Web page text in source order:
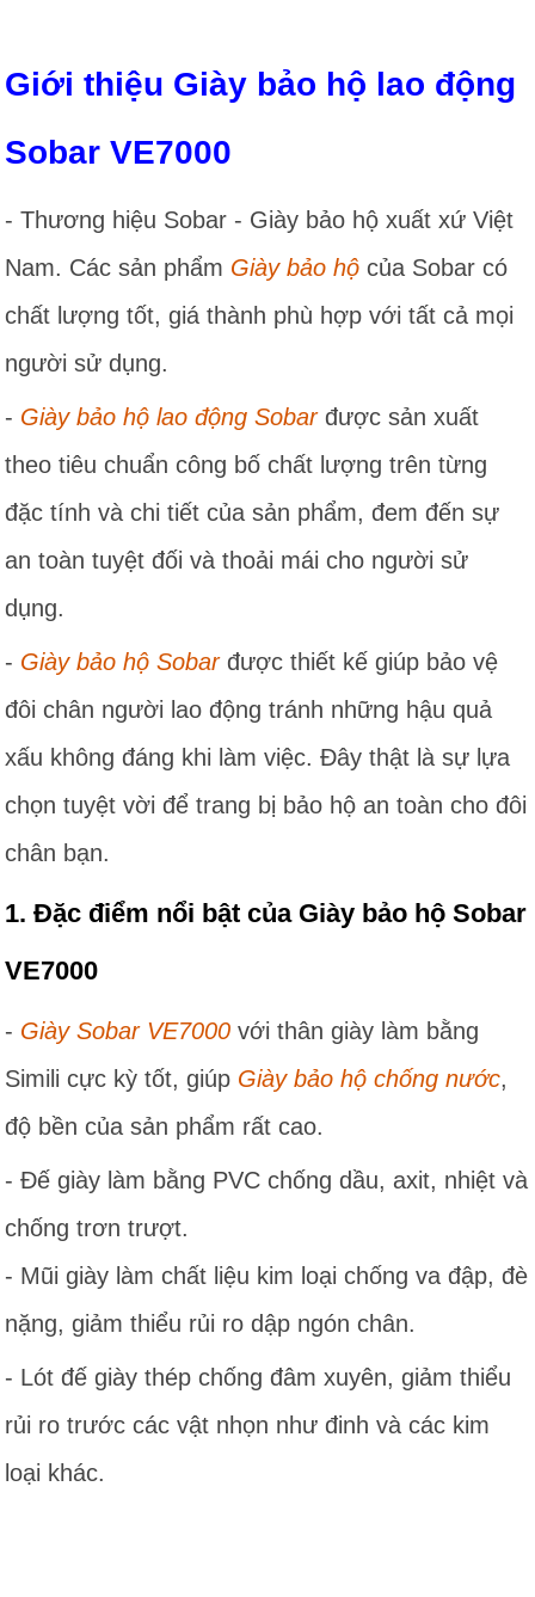
Giới thiệu Giày bảo hộ lao động
Sobar VE7000
- Thương hiệu Sobar - Giày bảo hộ xuất xứ Việt
Nam. Các sản phẩm Giày bảo hộ của Sobar có
chất lượng tốt, giá thành phù hợp với tất cả mọi
người sử dụng.
- Giày bảo hộ lao động Sobarđược sản xuất
theo tiêu chuẩn công bố chất lượng trên từng
đặc tính và chi tiết của sản phẩm, đem đến sự
an toàn tuyệt đối và thoải mái cho người sử
dụng.
- Giày bảo hộ Sobarđược thiết kế giúp bảo vệ
đôi chân người lao động tránh những hậu quả
xấu không đáng khi làm việc. Đây thật là sự lựa
chọn tuyệt vời để trang bị bảo hộ an toàn cho đôi
chân bạn.
1. Đặc điểm nổi bật của Giày bảo hộ Sobar
VE7000
- Giày Sobar VE7000 với thân giày làm bằng
Simili cực kỳ tốt, giúp Giày bảo hộ chống nước,
độ bền của sản phẩm rất cao.
- Đế giày làm bằng PVC chống dầu, axit, nhiệt và
chống trơn trượt.
- Mũi giày làm chất liệu kim loại chống va đập, đè
nặng, giảm thiểu rủi ro dập ngón chân.
- Lót đế giày thép chống đâm xuyên, giảm thiểu
rủi ro trước các vật nhọn như đinh và các kim
loại khác.